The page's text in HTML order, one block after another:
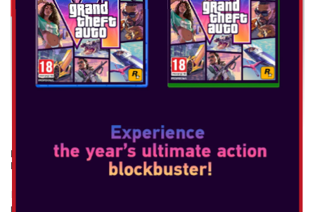
NINTENDO SWITCH CARRYING CASE & SCREEN
PROTECTOR
Nintendo Switch Aksesuar Seti'yle her zaman, her yerde ve